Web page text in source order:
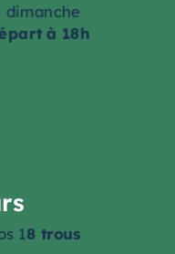
dimanche
à 18h
18 trous